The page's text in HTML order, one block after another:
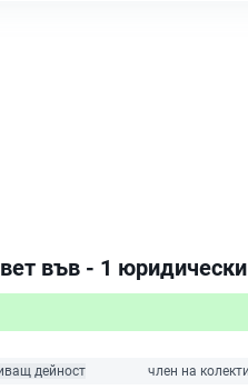
във - 1
дейност член на